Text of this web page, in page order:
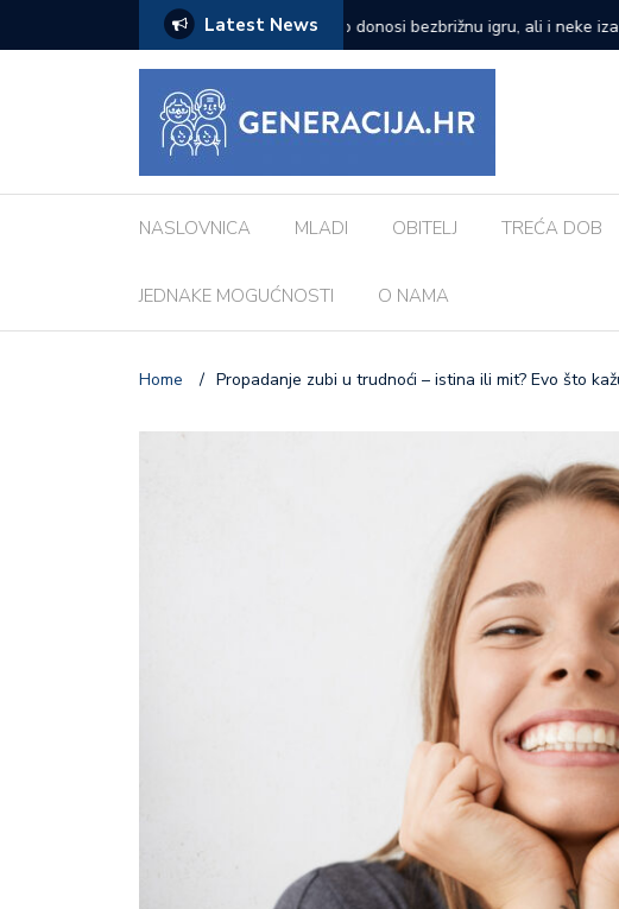
Latest News
Evo koji su najčešći kod djece
Vanessa Mioč najavljuje prvi veliki
pripremao za ovo’
NASLOVNICA MLADI OBITELJ TREĆA DOB
JEDNAKE MOGUĆNOSTI O NAMA
Home / Propadanje zubi u trudnoći – istina ili mit? Evo što